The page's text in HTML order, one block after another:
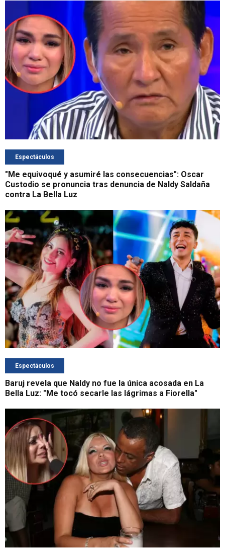
Espectáculos
"Me equivoqué y asumiré las consecuencias": Oscar
Custodio se pronuncia tras denuncia de Naldy Saldaña
contra La Bella Luz
Espectáculos
Baruj revela que Naldy no fue la única acosada en La
Bella Luz: "Me tocó secarle las lágrimas a Fiorella"